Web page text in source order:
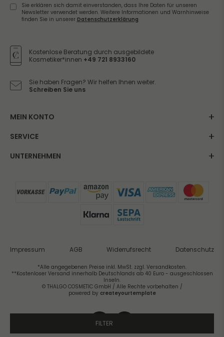
FILTER
Sie erklären sich damit einverstanden, dass Ihre Daten für unseren
Newsletter verwendet werden. Weitere Informationen und Warnhinweise
finden Sie in unserer Daten­schutz­erklärung
Kostenlose Beratung durch ausgebildete
Kosmetiker*innen +49 721 8933160
Sie haben Fragen? Wir helfen Ihnen weiter.
Schreiben Sie uns
MEIN KONTO
SERVICE
UNTERNEHMEN
Impressum AGB Widerrufsrecht Datenschutz
*Alle angegebenen Preise inkl. MwSt. zzgl. Versandkosten.
**Kostenloser Versand innerhalb Deutschlands ab 40 Euro - ausgeschlossen
Inseln.
© THALGO COSMETIC GmbH / Alle Rechte vorbehalten /
powered by createyourtemplate